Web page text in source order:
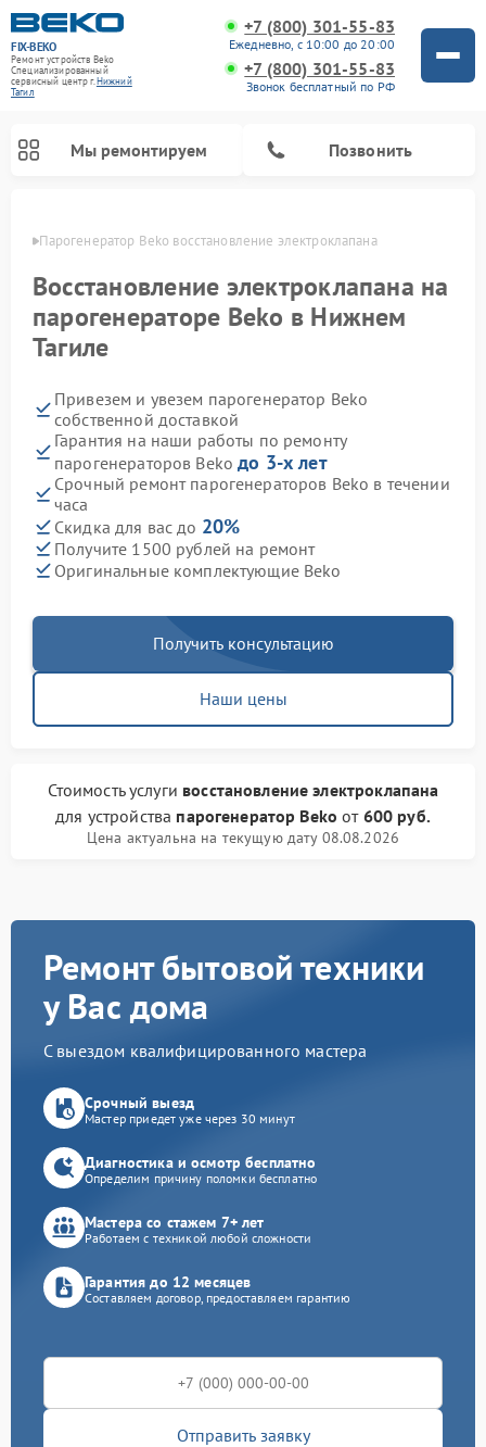
FIX-BEKO
Ремонт устройств Beko
Специализированный
cервисный центр г.Нижний
Тагил
+7 (800) 301-55-83
Ежедневно, с 10:00 до 20:00
+7 (800) 301-55-83
Звонок бесплатный по РФ
Мы ремонтируем Позвонить
Парогенератор Beko восстановление электроклапана
Восстановление электроклапана на
парогенераторе Beko в Нижнем
Тагиле
Привезем и увезем парогенератор Beko
собственной доставкой
Гарантия на наши работы по ремонту
парогенераторов Bekoдо 3-х лет
Срочный ремонт парогенераторов Beko в течении
часа
Скидка для вас до 20%
Получите 1500 рублей на ремонт
Оригинальные комплектующие Beko
Получить консультацию
Наши цены
Стоимость услуги восстановление электроклапана
для устройства парогенератор Beko от 600 руб.
Цена актуальна на текущую дату 08.08.2026
Ремонт бытовой техники
у Вас дома
С выездом квалифицированного мастера
Срочный выезд
Мастер приедет уже через 30 минут
Диагностика и осмотр бесплатно
Определим причину поломки бесплатно
Мастера со стажем 7+ лет
Работаем с техникой любой сложности
Гарантия до 12 месяцев
Составляем договор, предоставляем гарантию
Отправить заявку